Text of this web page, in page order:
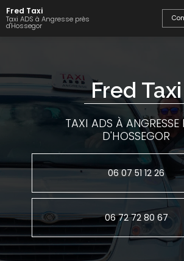
Aller
au
contenu
Fred Taxi
Taxi ADS à Angresse près
d'Hossegor
Fred Taxi
TAXI ADS À ANGRESSE
D'HOSSEGOR
06 07 51 12 26
06 72 72 80 67